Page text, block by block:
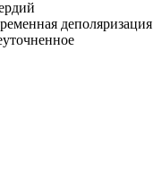
деполяризация